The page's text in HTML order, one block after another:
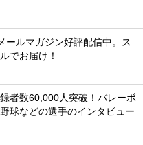
ールマガジン好評配信中。ス
でお届け！
者数60,000人突破！バレーボ
球などの選手のインタビュー